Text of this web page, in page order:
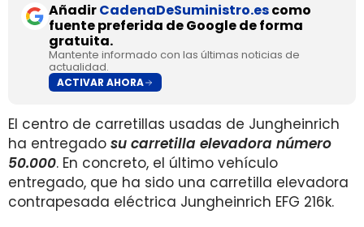
AñadirCadenaDeSuministro.escomo
fuente preferida de Google de forma
gratuita.
Mantente informado con las últimas noticias de
actualidad.
ACTIVAR AHORA
El centro de carretillas usadas de Jungheinrich
ha entregado su carretilla elevadora número
50.000. En concreto, el último vehículo
entregado, que ha sido una carretilla elevadora
contrapesada eléctrica Jungheinrich EFG 216k.